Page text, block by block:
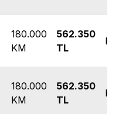
180.000
KM
562.350
TL
180.000
KM
562.350
TL